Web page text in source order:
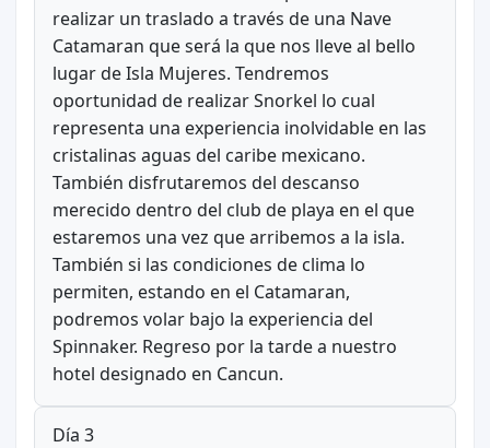
realizar un traslado a través de una Nave
Catamaran que será la que nos lleve al bello
lugar de Isla Mujeres. Tendremos
oportunidad de realizar Snorkel lo cual
representa una experiencia inolvidable en las
cristalinas aguas del caribe mexicano.
También disfrutaremos del descanso
merecido dentro del club de playa en el que
estaremos una vez que arribemos a la isla.
También si las condiciones de clima lo
permiten, estando en el Catamaran,
podremos volar bajo la experiencia del
Spinnaker. Regreso por la tarde a nuestro
hotel designado en Cancun.
Día 3